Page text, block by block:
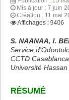
Mis à jour : 7 juin
Création : 11 mai
Affichages : 9406
S. NAANAA, I.
Service
CCTD
Université Hassan
RÉSUMÉ